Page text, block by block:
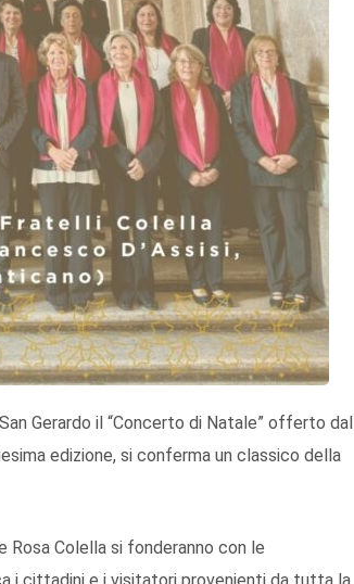
Gerardo il “Concerto di Natale” offerto dal
edizione, si conferma un classico della
Rosa Colella si fonderanno con le
i cittadini e i visitatori provenienti da tutta la